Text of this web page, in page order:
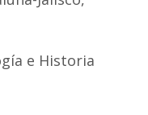
e Historia